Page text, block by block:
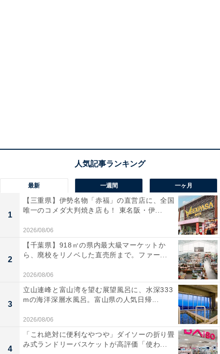
最新 一週間 一ヶ月
1
【三重県】伊勢名物「赤福」の直営店に、全国
唯一のコメダ大判焼き店も！ 東名阪・伊...
2026/08/06
2
【千葉県】918㎡の県内最大級マーケットか
ら、廃校をリノベした直売所まで。ファー...
2026/08/06
3
立山連峰と富山湾を望む展望風呂に、水深333
mの海洋深層水風呂。富山県の人気日帰...
2026/08/06
4
「これ絶対に便利なやつや」ダイソーの折り畳
み式ランドリーバスケットが高評価「使わ...